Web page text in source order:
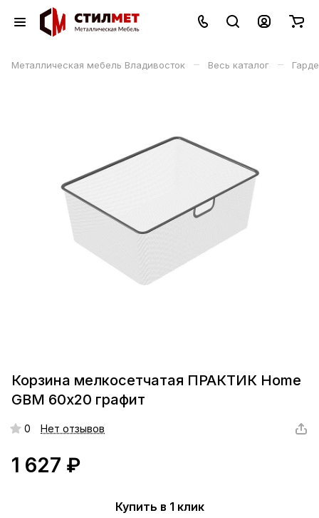
Металлическая мебель Владивосток – Весь каталог –
Корзина мелкосетчатая ПРАКТИК Home
GBM 60х20 графит
0 Нет отзывов
1 627 ₽
Купить в 1 клик